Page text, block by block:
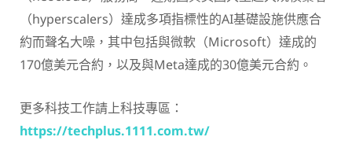
（hyperscalers）達成多項指標性的AI基礎設施供應合
約而聲名大噪，其中包括與微軟（Microsoft）達成的
170億美元合約，以及與Meta達成的30億美元合約。
更多科技工作請上科技專區：
https://techplus.1111.com.tw/